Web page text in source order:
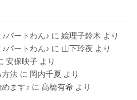
パートわん♪ に 絵理子鈴木 より
パートわん♪ に 山下玲夜 より
安保映子 より
方法 に 岡内千夏 より
ます♪ に 髙橋有希 より